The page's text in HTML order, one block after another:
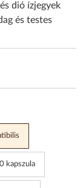
dió ízjegyek
és testes
kapszula